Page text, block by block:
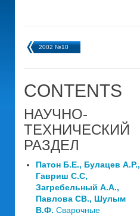
2002 №10
CONTENTS
НАУЧНО-
ТЕХНИЧЕСКИЙ
РАЗДЕЛ
Патон Б.Е., Булацев А.Р.,
Гавриш С.С,
Загребельный А.А.,
Павлова СВ., Шулым
В.Ф. Сварочные